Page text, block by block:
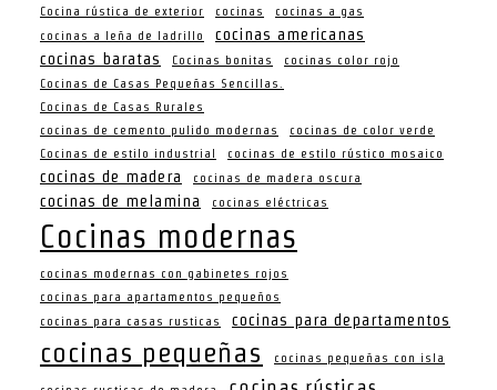
Cocina rústica de exterior
cocinas
cocinas a gas
cocinas a leña de ladrillo
cocinas americanas
cocinas baratas
Cocinas bonitas
cocinas color rojo
Cocinas de Casas Pequeñas Sencillas.
Cocinas de Casas Rurales
cocinas de cemento pulido modernas
cocinas de color verde
Cocinas de estilo industrial
cocinas de estilo rústico mosaico
cocinas de madera cocinas de madera oscura
cocinas de melamina cocinas eléctricas
Cocinas modernas
cocinas modernas con gabinetes rojos
cocinas para apartamentos pequeños
cocinas para casas rusticas
cocinas para departamentos
cocinas pequeñas cocinas pequeñas con isla